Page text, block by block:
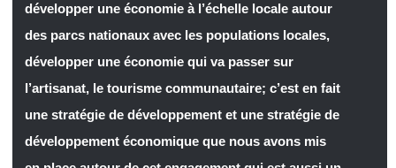
développer une économie à l’échelle locale autour
des parcs nationaux avec les populations locales,
développer une économie qui va passer sur
l’artisanat, le tourisme communautaire; c’est en fait
une stratégie de développement et une stratégie de
développement économique que nous avons mis